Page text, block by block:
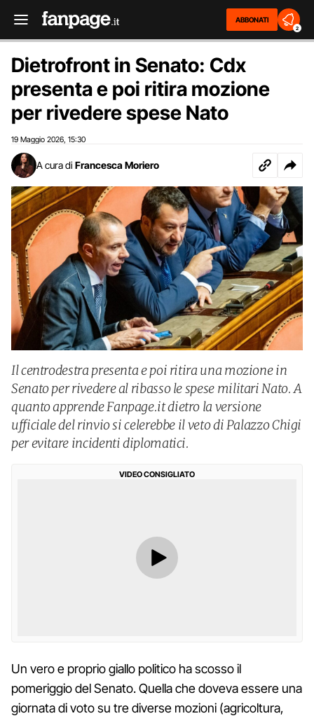
ABBONATI
2
Dietrofront in Senato: Cdx
presenta e poi ritira mozione
per rivedere spese Nato
19 Maggio 2026 15:30
A cura di Francesca Moriero
Il centrodestra presenta e poi ritira una mozione in
Senato per rivedere al ribasso le spese militari Nato. A
quanto apprende Fanpage.it dietro la versione
ufficiale del rinvio si celerebbe il veto di Palazzo Chigi
per evitare incidenti diplomatici.
VIDEO CONSIGLIATO
Un vero e proprio giallo politico ha scosso il
pomeriggio del Senato. Quella che doveva essere una
giornata di voto su tre diverse mozioni (agricoltura,